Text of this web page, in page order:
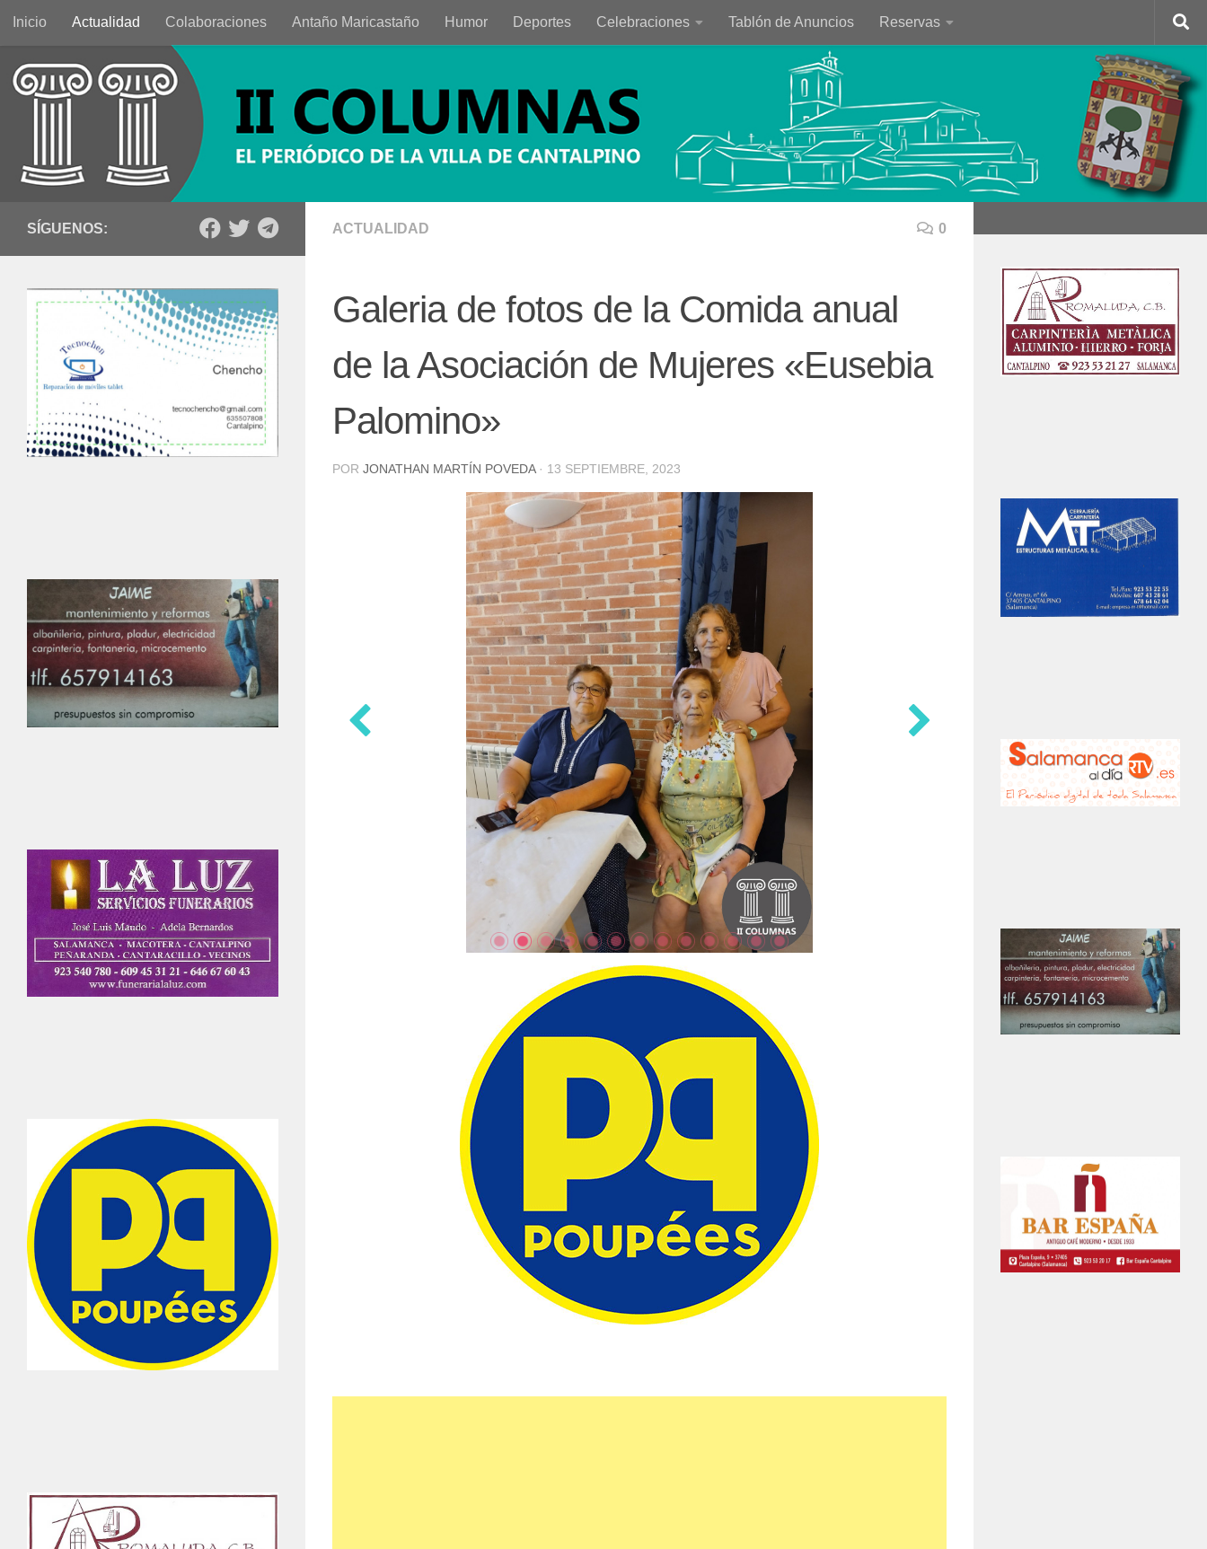
Saltar al contenido
Inicio Actualidad Colaboraciones Antaño Maricastaño Humor Deportes Celebraciones Tablón de Anuncios Reservas
ACTUALIDAD 0
Galeria de fotos de la Comida anual
de la Asociación de Mujeres «Eusebia
Palomino»
POR JONATHAN MARTÍN POVEDA · 13 SEPTIEMBRE, 2023
SÍGUENOS: